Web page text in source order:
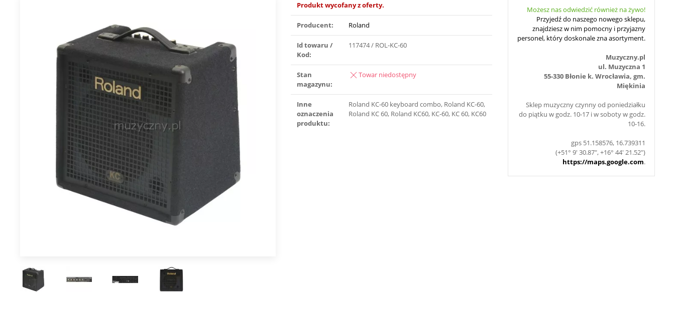
Produkt wycofany z oferty.
Producent: Roland
Id towaru /
Kod:
117474 / ROL-KC-60
Stan
magazynu:
Towar niedostępny
Inne
oznaczenia
produktu:
Roland KC-60 keyboard combo, Roland KC-60,
Roland KC 60, Roland KC60, KC-60, KC 60, KC60
Możesz nas odwiedzić również na żywo!
Przyjedź do naszego nowego sklepu,
znajdziesz w nim pomocny i przyjazny
personel, który doskonale zna asortyment.
Muzyczny.pl
ul. Muzyczna 1
55-330 Błonie k. Wrocławia, gm.
Miękinia
Sklep muzyczny czynny od poniedziałku
do piątku w godz. 10-17 i w soboty w godz.
10-16.
gps 51.158576, 16.739311
(+51° 9' 30.87", +16° 44' 21.52")
https://maps.google.com.